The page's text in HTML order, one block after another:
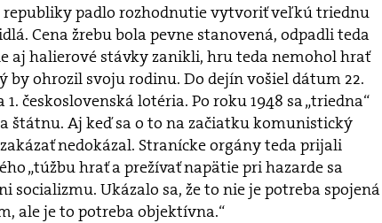
republiky padlo rozhodnutie vytvoriť veľkú triednu
Cena žrebu bola pevne stanovená, odpadli teda
aj halierové stávky zanikli, hru teda nemohol hrať
by ohrozil svoju rodinu. Do dejín vošiel dátum 22.
1. československá lotéria. Po roku 1948 sa „triedna“
štátnu. Aj keď sa o to na začiatku komunistický
nedokázal. Stranícke orgány teda prijali
„túžbu hrať a prežívať napätie pri hazarde sa
socializmu. Ukázalo sa, že to nie je potreba spojená
ale je to potreba objektívna.“